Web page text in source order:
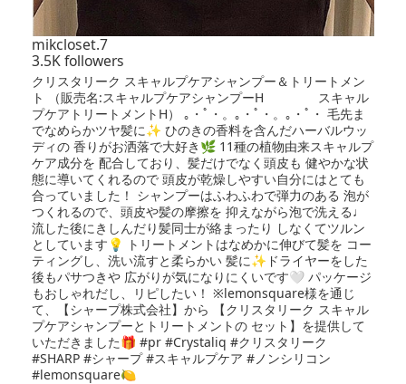
mikcloset.7
3.5K followers
クリスタリーク スキャルプケアシャンプー＆トリートメン
ト （販売名:スキャルプケアシャンプーH スキャル
プケアトリートメントH） ｡・ﾟ・。｡・ﾟ・。｡・ﾟ・ 毛先ま
でなめらかツヤ髪に✨ ひのきの香料を含んだハーバルウッ
ディの 香りがお洒落で大好き🌿 11種の植物由来スキャルプ
ケア成分を 配合しており、髪だけでなく頭皮も 健やかな状
態に導いてくれるので 頭皮が乾燥しやすい自分にはとても
合っていました！ シャンプーはふわふわで弾力のある 泡が
つくれるので、頭皮や髪の摩擦を 抑えながら泡で洗える♩
流した後にきしんだり髪同士が絡まったり しなくてツルン
としています💡 トリートメントはなめかに伸びて髪を コー
ティングし、洗い流すと柔らかい 髪に✨ドライヤーをした
後もパサつきや 広がりが気になりにくいです🤍 パッケージ
もおしゃれだし、リピしたい！ ※lemonsquare様を通じ
て、【シャープ株式会社】から 【クリスタリーク スキャル
プケアシャンプーとトリートメントの セット】を提供して
いただきました🎁 #pr #Crystaliq #クリスタリーク
#SHARP #シャープ #スキャルプケア #ノンシリコン
#lemonsquare🍋